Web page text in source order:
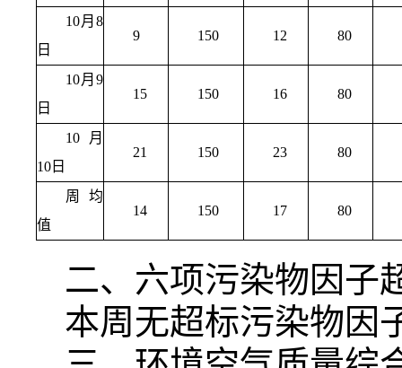
10月8
日
9 150 12 80
10月9
日
15 150 16 80
10月
10日
21 150 23 80
周均
值
14 150 17 80
二、六项污染物因子
本周无超标污染物因